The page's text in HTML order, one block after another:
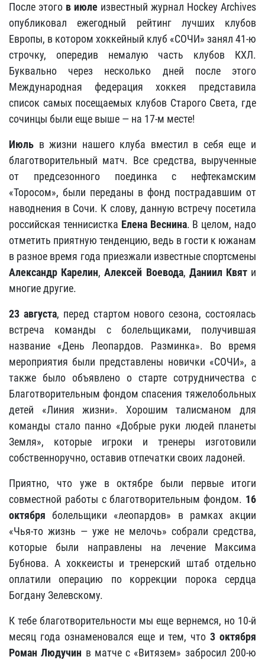
После этого в июле известный журнал Hockey Archives
опубликовал ежегодный рейтинг лучших клубов
Европы, в котором хоккейный клуб «СОЧИ» занял 41-ю
строчку, опередив немалую часть клубов КХЛ.
Буквально через несколько дней после этого
Международная федерация хоккея представила
список самых посещаемых клубов Старого Света, где
сочинцы были еще выше — на 17-м месте!
Июль в жизни нашего клуба вместил в себя еще и
благотворительный матч. Все средства, вырученные
от предсезонного поединка с нефтекамским
«Торосом», были переданы в фонд пострадавшим от
наводнения в Сочи. К слову, данную встречу посетила
российская теннисистка Елена Веснина. В целом, надо
отметить приятную тенденцию, ведь в гости к южанам
в разное время года приезжали известные спортсмены
Александр Карелин,Алексей Воевода, Даниил Квяти
многие другие.
23 августа, перед стартом нового сезона, состоялась
встреча команды с болельщиками, получившая
название «День Леопардов. Разминка». Во время
мероприятия были представлены новички «СОЧИ», а
также было объявлено о старте сотрудничества с
Благотворительным фондом спасения тяжелобольных
детей «Линия жизни». Хорошим талисманом для
команды стало панно «Добрые руки людей планеты
Земля», которые игроки и тренеры изготовили
собственноручно, оставив отпечатки своих ладоней.
Приятно, что уже в октябре были первые итоги
совместной работы с благотворительным фондом. 16
октября болельщики «леопардов» в рамках акции
«Чья-то жизнь — уже не мелочь» собрали средства,
которые были направлены на лечение Максима
Бубнова. А хоккеисты и тренерский штаб отдельно
оплатили операцию по коррекции порока сердца
Богдану Зелевскому.
К тебе благотворительности мы еще вернемся, но 10-й
месяц года ознаменовался еще и тем, что3 октября
Роман Людучин в матче с «Витязем» забросил 200-ю